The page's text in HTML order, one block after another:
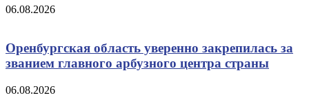
06.08.2026
Оренбургская область уверенно закрепилась за
званием главного арбузного центра страны
06.08.2026